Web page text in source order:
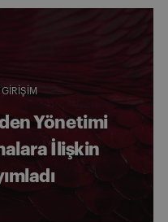
Yönetimi
İlişkin